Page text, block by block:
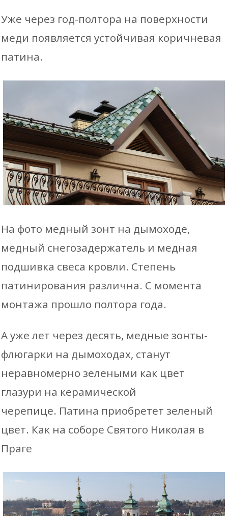
Уже через год-полтора на поверхности
меди появляется устойчивая коричневая
патина.
На фото медный зонт на дымоходе,
медный снегозадержатель и медная
подшивка свеса кровли. Степень
патинирования различна. С момента
монтажа прошло полтора года.
А уже лет через десять, медные зонты-
флюгарки на дымоходах, станут
неравномерно зелеными как цвет
глазури на керамической
черепице. Патина приобретет зеленый
цвет. Как на соборе Святого Николая в
Праге